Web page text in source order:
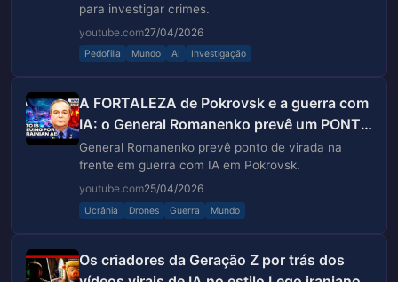
para investigar crimes.
youtube.com27/04/2026
Pedofilia Mundo AI Investigação
A FORTALEZA de Pokrovsk e a guerra com
IA: o General Romanenko prevê um PONTO
DE VIRADA na FRENTE
General Romanenko prevê ponto de virada na
frente em guerra com IA em Pokrovsk.
youtube.com25/04/2026
Ucrânia Drones Guerra Mundo
Os criadores da Geração Z por trás dos